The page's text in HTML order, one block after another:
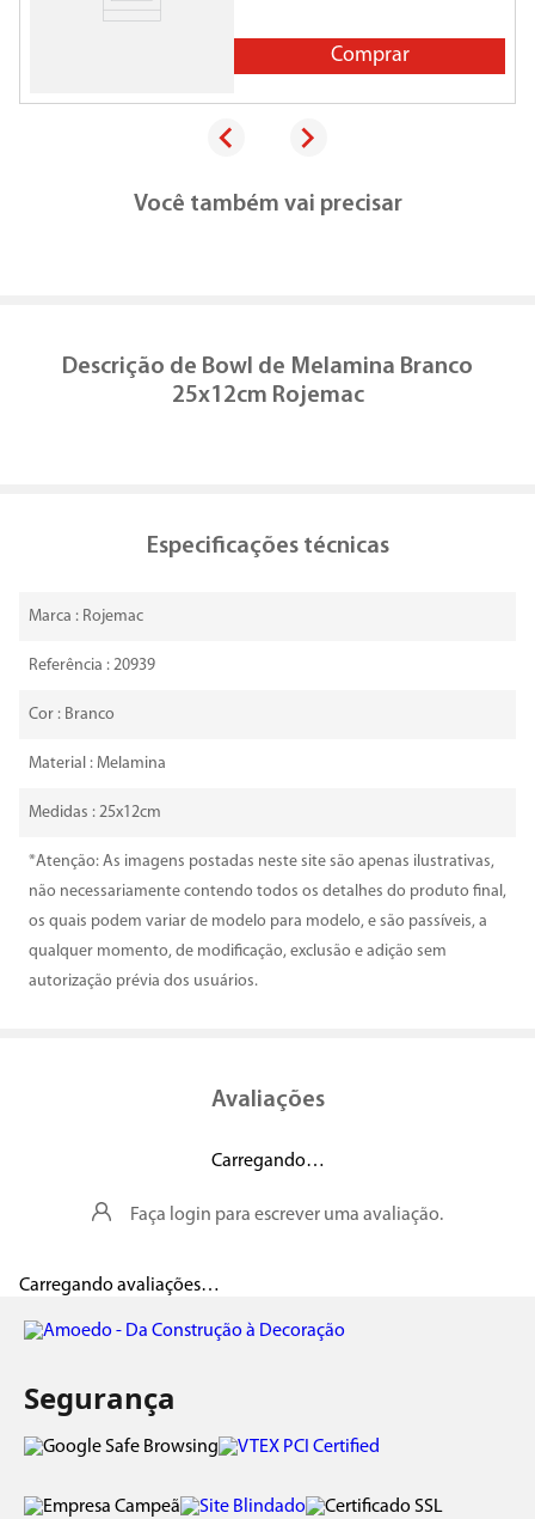
Comprar
Você também vai precisar
Descrição de Bowl de Melamina Branco
25x12cm Rojemac
Especificações técnicas
Marca : Rojemac
Referência : 20939
Cor : Branco
Material : Melamina
Medidas : 25x12cm
*Atenção: As imagens postadas neste site são apenas ilustrativas,
não necessariamente contendo todos os detalhes do produto final,
os quais podem variar de modelo para modelo, e são passíveis, a
qualquer momento, de modificação, exclusão e adição sem
autorização prévia dos usuários.
Avaliações
Carregando…
Faça login para escrever uma avaliação.
Carregando avaliações…
Segurança